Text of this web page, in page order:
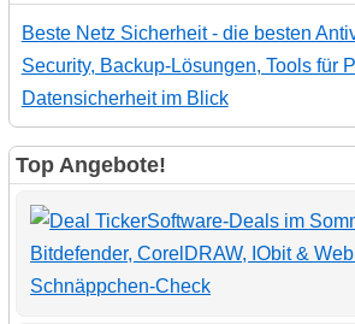
Beste Netz Sicherheit - die besten
Security, Backup-Lösungen, Tools für
Datensicherheit im Blick
Top Angebote!
Software-Deals im
Bitdefender, CorelDRAW, IObit &
Schnäppchen-Check